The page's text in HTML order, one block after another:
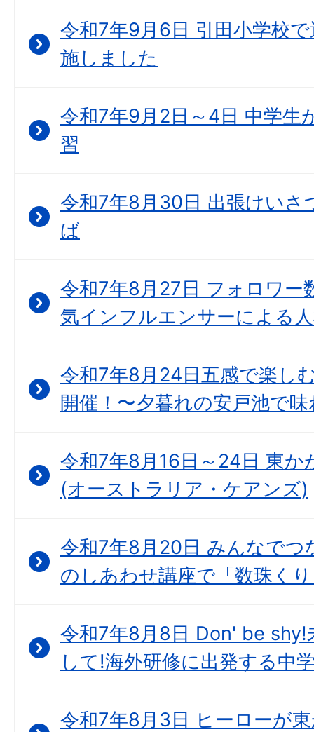
令和7年9月6日 引田小学校
施しました
令和7年9月2日～4日 中学生
習
令和7年8月30日 出張けいさ
ば
令和7年8月27日 フォロワー
気インフルエンサーによる
令和7年8月24日五感で楽し
開催！〜夕暮れの安戸池で
令和7年8月16日～24日 東か
(オーストラリア・ケアンズ)
令和7年8月20日 みんなで
のしあわせ講座で「数珠く
令和7年8月8日 Don' be shy!
して!海外研修に出発する中
令和7年8月3日 ヒーローが